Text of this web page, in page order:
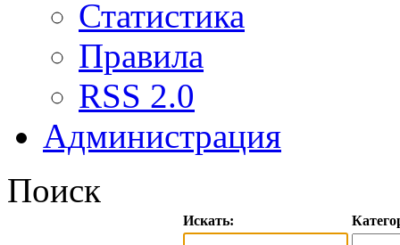
Статистика
Правила
RSS 2.0
Администрация
Поиск
Искать: